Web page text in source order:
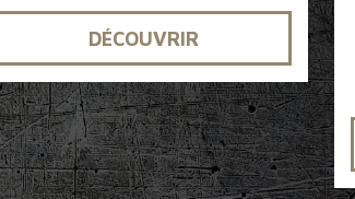
DÉCOUVRIR